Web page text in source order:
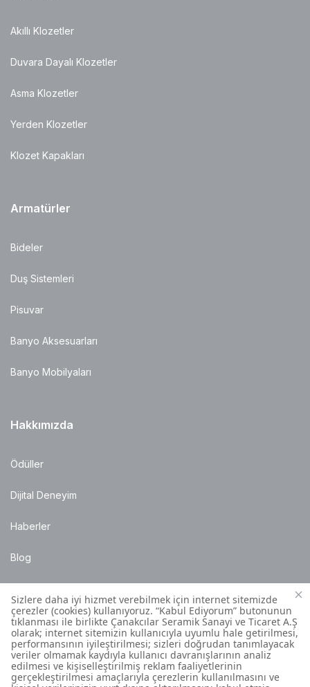
Akıllı Klozetler
Duvara Dayalı Klozetler
Asma Klozetler
Yerden Klozetler
Klozet Kapakları
Armatürler
Bideler
Duş Sistemleri
Pisuvar
Banyo Aksesuarları
Banyo Mobilyaları
Hakkımızda
Ödüller
Dijital Deneyim
Haberler
Blog
Satış Noktaları
Montaj Bilgileri
Müşteri İletişim Merkezi